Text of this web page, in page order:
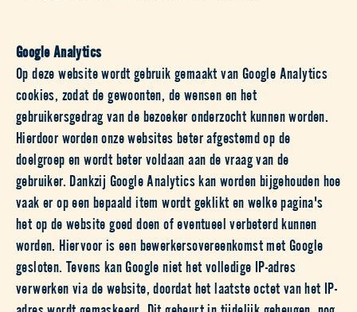
Google Analytics
Op deze website wordt gebruik gemaakt van Google Analytics
cookies, zodat de gewoonten, de wensen en het
gebruikersgedrag van de bezoeker onderzocht kunnen worden.
Hierdoor worden onze websites beter afgestemd op de
doelgroep en wordt beter voldaan aan de vraag van de
gebruiker. Dankzij Google Analytics kan worden bijgehouden hoe
vaak er op een bepaald item wordt geklikt en welke pagina's
het op de website goed doen of eventueel verbeterd kunnen
worden. Hiervoor is een bewerkersovereenkomst met Google
gesloten. Tevens kan Google niet het volledige IP-adres
verwerken via de website, doordat het laatste octet van het IP-